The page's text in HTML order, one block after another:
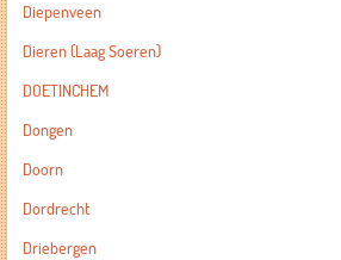
Diepenveen
Dieren (Laag Soeren)
DOETINCHEM
Dongen
Doorn
Dordrecht
Driebergen